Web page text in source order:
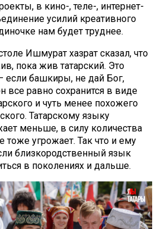
в кино-, теле-, интернет-
усилий креативного
нам будет труднее.
Ишмурат хазрат сказал, что
пока жив татарский. Это
если башкиры, не дай Бог,
все равно сохранится в виде
и чуть менее похожего
Татарскому языку
меньше, в силу количества
тоже угрожает. Так что и ему
близкородственный язык
в поколениях и дальше.